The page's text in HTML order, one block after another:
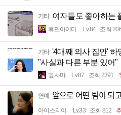
기타 여자들도 좋아하는
휴면아이디 Lv.84 조회
기타 '4대째 의사 집안' 하
"사실과 다른 부분 있어"
옆사마 Lv.87 조회 2391
연예 앞으로 어떤 팀이
아이스티이 Lv.33 조회 812